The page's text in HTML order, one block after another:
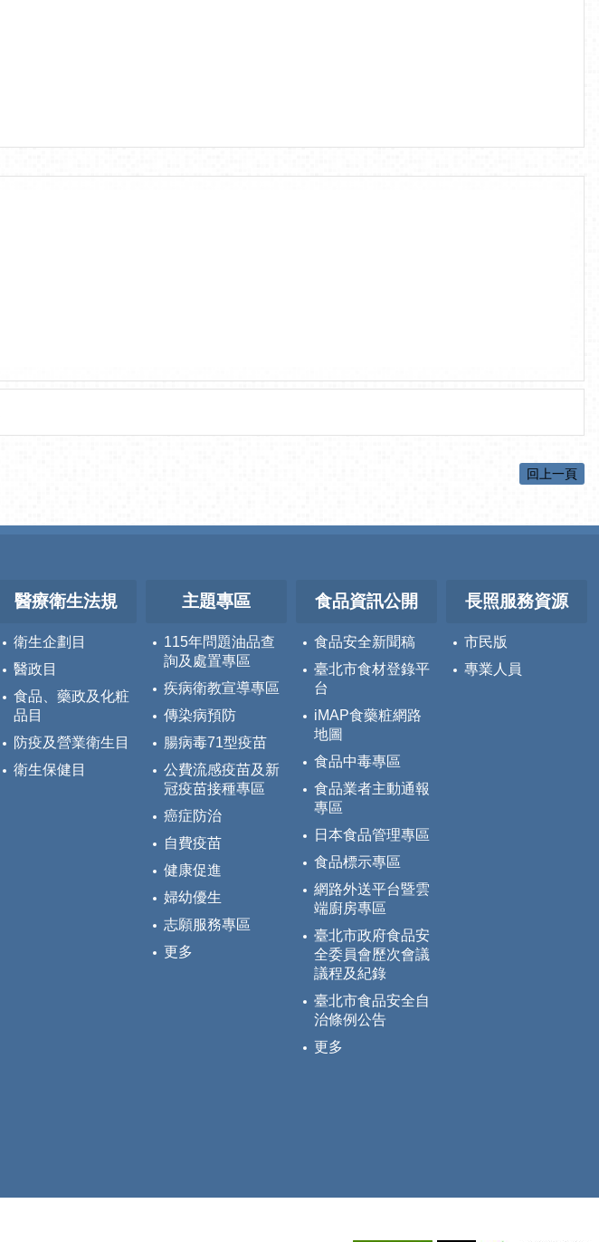
回上一頁
醫療衛生法規
衛生企劃目
醫政目
食品、藥政及化粧
品目
防疫及營業衛生目
衛生保健目
主題專區
115年問題油品查
詢及處置專區
疾病衛教宣導專區
傳染病預防
腸病毒71型疫苗
公費流感疫苗及新
冠疫苗接種專區
癌症防治
自費疫苗
健康促進
婦幼優生
志願服務專區
更多
食品資訊公開
食品安全新聞稿
臺北市食材登錄平
台
iMAP食藥粧網路
地圖
食品中毒專區
食品業者主動通報
專區
日本食品管理專區
食品標示專區
網路外送平台暨雲
端廚房專區
臺北市政府食品安
全委員會歷次會議
議程及紀錄
臺北市食品安全自
治條例公告
更多
長照服務資源
市民版
專業人員